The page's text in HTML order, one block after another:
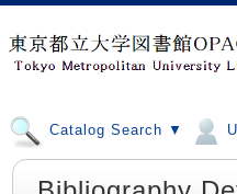
Catalog Search ▼